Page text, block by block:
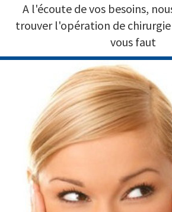
A l'écoute de vos besoins,
trouver l'opération de
vous faut